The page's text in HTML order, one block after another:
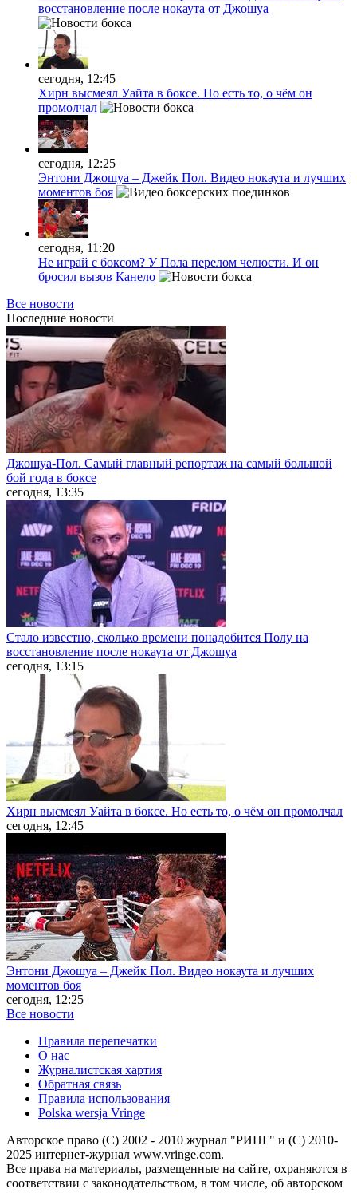
восстановление после нокаута от Джошуа
сегодня, 12:45
Хирн высмеял Уайта в боксе. Но есть то, о чём он
промолчал
сегодня, 12:25
Энтони Джошуа – Джейк Пол. Видео нокаута и лучших
моментов боя
сегодня, 11:20
Не играй с боксом? У Пола перелом челюсти. И он
бросил вызов Канело
Все новости
Последние новости
Джошуа-Пол. Самый главный репортаж на самый большой
бой года в боксе
сегодня, 13:35
Стало известно, сколько времени понадобится Полу на
восстановление после нокаута от Джошуа
сегодня, 13:15
Хирн высмеял Уайта в боксе. Но есть то, о чём он промолчал
сегодня, 12:45
Энтони Джошуа – Джейк Пол. Видео нокаута и лучших
моментов боя
сегодня, 12:25
Все новости
Правила перепечатки
О нас
Журналистская хартия
Обратная связь
Правила использования
Polska wersja Vringe
Авторское право (С) 2002 - 2010 журнал "РИНГ" и (С) 2010-
2025 интернет-журнал www.vringe.com.
Все права на материалы, размещенные на сайте, охраняются в
соответствии с законодательством, в том числе, об авторском